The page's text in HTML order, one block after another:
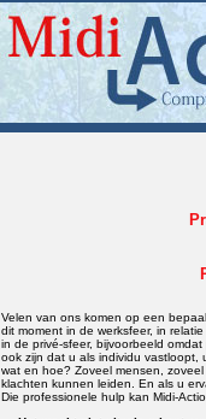
Velen van ons komen op een
dit moment in de werksfeer, in
in de privé-sfeer, bijvoorbeeld
ook zijn dat u als individu
wat en hoe? Zoveel mensen,
klachten kunnen leiden. En als u
Die professionele hulp kan Midi-